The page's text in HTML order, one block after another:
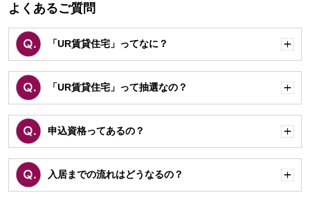
よくあるご質問
「UR賃貸住宅」ってなに？
く
「UR賃貸住宅」って抽選なの？
く
申込資格ってあるの？
く
入居までの流れはどうなるの？
く